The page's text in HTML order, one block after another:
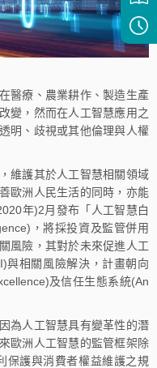
療、農業耕作、製造生產
變，然而在人工智慧應用之
明、歧視或其他倫理與人權
護其於人工智慧相關領域
歐洲人民生活的同時，亦能
年)2月發布「人工智慧白
，將採投資及監管併用
風險，其對於未來促進人工
與相關風險解決，計畫朝向
及信任生態系統(An
人工智慧具有變革性的潛
歐洲人工智慧的監管框架除
保護與消費者權益維護之規